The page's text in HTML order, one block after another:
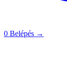
0 Belépés →